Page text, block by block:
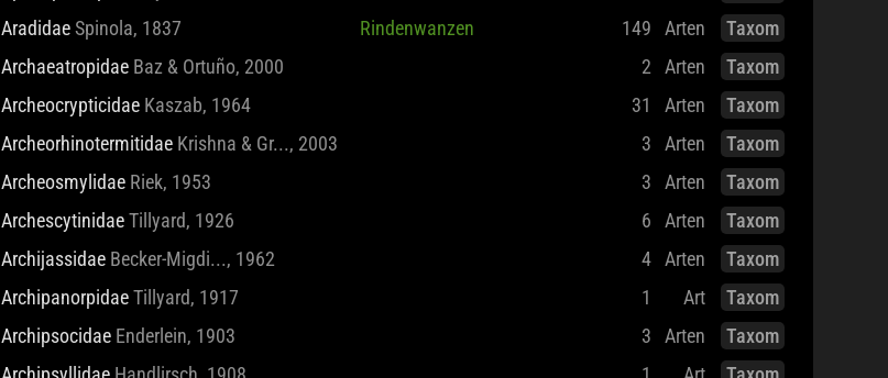
AradidaeSpinola, 1837 Rindenwanzen 149 Arten
Taxom
Archaeatropidae Baz & Ortuño, 2000 2 Arten
Taxom
Archeocrypticidae Kaszab, 1964 31 Arten
Taxom
Archeorhinotermitidae Krishna & Gr..., 2003 3 Arten
Taxom
Archeosmylidae Riek, 1953 3 Arten
Taxom
ArchescytinidaeTillyard, 1926 6 Arten
Taxom
Archijassidae Becker-Migdi..., 1962 4 Arten
Taxom
ArchipanorpidaeTillyard, 1917 1 Art
Taxom
Archipsocidae Enderlein, 1903 3 Arten
Taxom